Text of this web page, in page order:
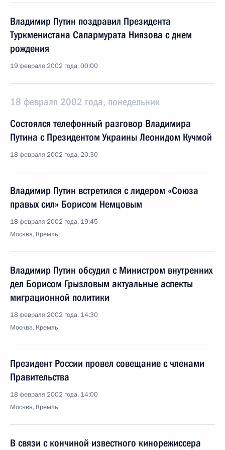
Владимир Путин поздравил Президента
Туркменистана Сапармурата Ниязова с днем
рождения
19 февраля 2002 года, 00:00
18 февраля 2002 года, понедельник
Состоялся телефонный разговор Владимира
Путина с Президентом Украины Леонидом Кучмой
18 февраля 2002 года, 20:30
Владимир Путин встретился с лидером «Союза
правых сил» Борисом Немцовым
18 февраля 2002 года, 19:45
Москва, Кремль
Владимир Путин обсудил с Министром внутренних
дел Борисом Грызловым актуальные аспекты
миграционной политики
18 февраля 2002 года, 14:30
Москва, Кремль
Президент России провел совещание с членами
Правительства
18 февраля 2002 года, 14:00
Москва, Кремль
В связи с кончиной известного кинорежиссера